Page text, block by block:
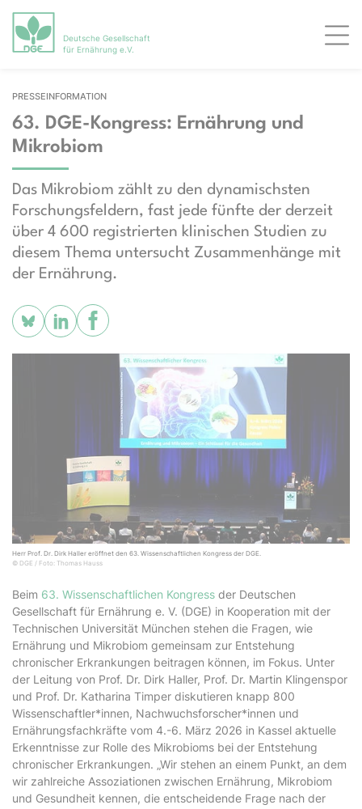
Deutsche Gesellschaft
für Ernährung e.V.
PRESSEINFORMATION
63. DGE-Kongress: Ernährung und
Mikrobiom
Das Mikrobiom zählt zu den dynamischsten
Forschungsfeldern, fast jede fünfte der derzeit
über 4 600 registrierten klinischen Studien zu
diesem Thema untersucht Zusammenhänge mit
der Ernährung.
Herr Prof. Dr. Dirk Haller eröffnet den 63. Wissenschaftlichen Kongress der DGE.
© DGE / Foto: Thomas Hauss
Beim 63. Wissenschaftlichen Kongress der Deutschen
Gesellschaft für Ernährung e. V. (DGE) in Kooperation mit der
Technischen Universität München stehen die Fragen, wie
Ernährung und Mikrobiom gemeinsam zur Entstehung
chronischer Erkrankungen beitragen können, im Fokus. Unter
der Leitung von Prof. Dr. Dirk Haller, Prof. Dr. Martin Klingenspor
und Prof. Dr. Katharina Timper diskutieren knapp 800
Wissenschaftler*innen, Nachwuchsforscher*innen und
Ernährungsfachkräfte vom 4.-6. März 2026 in Kassel aktuelle
Erkenntnisse zur Rolle des Mikrobioms bei der Entstehung
chronischer Erkrankungen. „Wir stehen an einem Punkt, an dem
wir zahlreiche Assoziationen zwischen Ernährung, Mikrobiom
und Gesundheit kennen, die entscheidende Frage nach der